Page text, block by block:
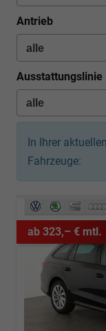
Antrieb
Ausstattungslinie
In Ihrer
Fahrzeuge:
ab 323,– € mtl.